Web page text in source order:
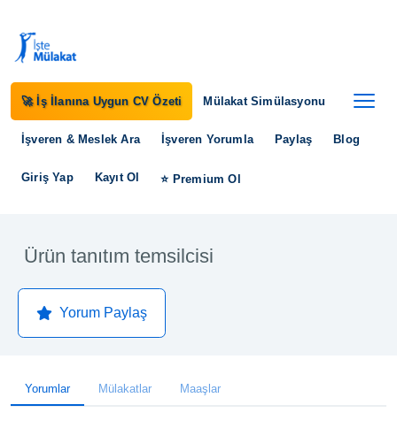
🚀 İş İlanına Uygun CV Özeti Mülakat Simülasyonu
İşveren & Meslek Ara İşveren Yorumla Paylaş Blog
Giriş Yap Kayıt Ol ⭐ Premium Ol
Ürün tanıtım temsilcisi
Yorum Paylaş
Yorumlar Mülakatlar Maaşlar